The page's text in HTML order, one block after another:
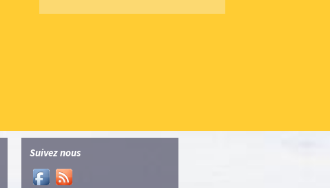
Suivez nous